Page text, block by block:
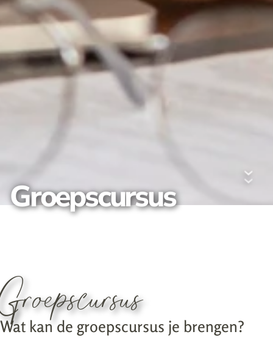
›
›
Groepscursus
Start volgende
groepscursus
20:00 tot ± 22:30 uur
Groepscursus
Wat kan de groepscursus je brengen?